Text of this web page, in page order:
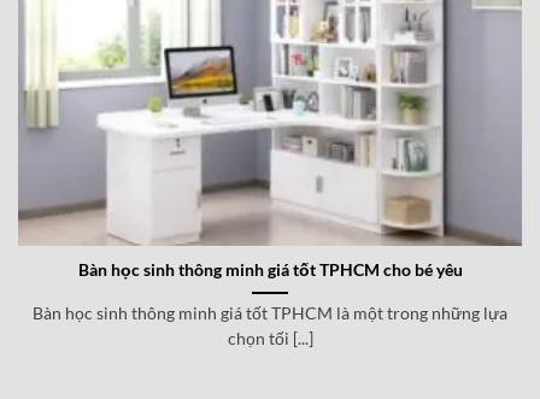
Bàn học sinh thông minh giá tốt TPHCM cho bé yêu
Bàn học sinh thông minh giá tốt TPHCM là một trong những lựa
chọn tối [...]